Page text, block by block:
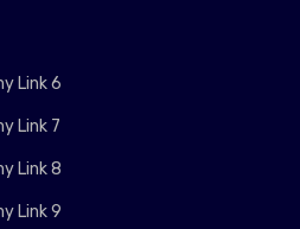
Link 6
Link 7
Link 8
Link 9